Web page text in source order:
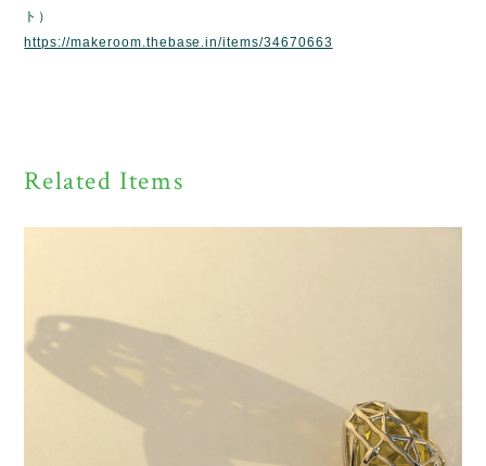
ト）
https://makeroom.thebase.in/items/34670663
Related Items